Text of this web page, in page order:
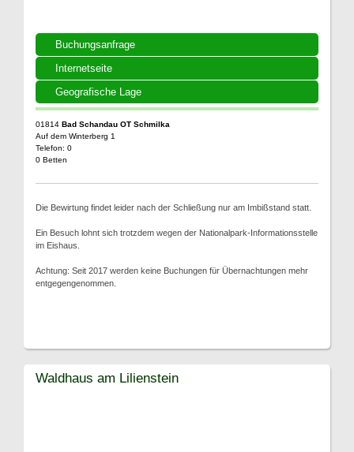
Buchungsanfrage
Internetseite
Geografische Lage
01814 Bad Schandau OT Schmilka
Auf dem Winterberg 1
Telefon: 0
0 Betten
Die Bewirtung findet leider nach der Schließung nur am Imbißstand statt.
Ein Besuch lohnt sich trotzdem wegen der Nationalpark-Informationsstelle
im Eishaus.
Achtung: Seit 2017 werden keine Buchungen für Übernachtungen mehr
entgegengenommen.
Waldhaus am Lilienstein